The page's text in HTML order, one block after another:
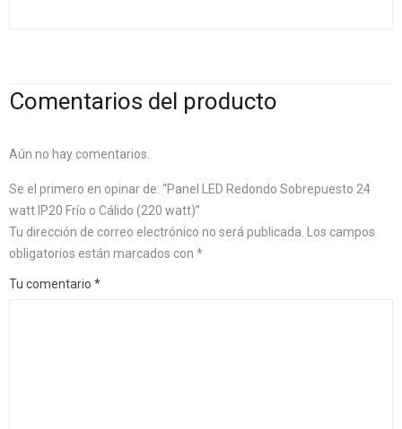
Comentarios del producto
Aún no hay comentarios.
Se el primero en opinar de: “Panel LED Redondo Sobrepuesto 24
watt IP20 Frío o Cálido (220 watt)”
Tu dirección de correo electrónico no será publicada.
Los campos
obligatorios están marcados con *
Tu comentario *